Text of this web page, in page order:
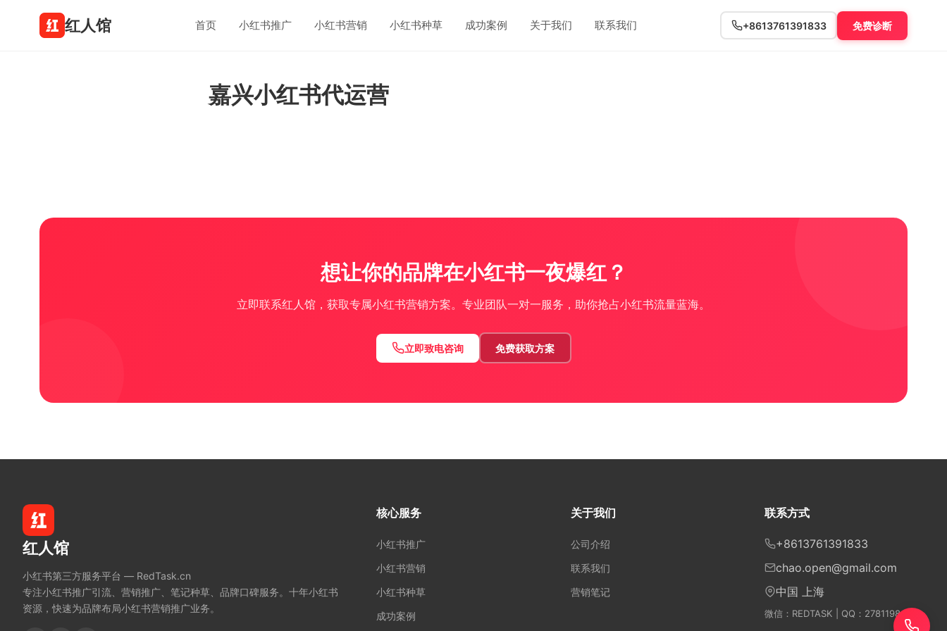
红人馆 首页 小红书推广 小红书营销 小红书种草 成功案例 关于我们 联系我们 +8613761391833 免费诊断
嘉兴小红书代运营
想让你的品牌在小红书一夜爆红？
立即联系红人馆，获取专属小红书营销方案。专业团队一对一服务，助你抢占小红书流量蓝海。
立即致电咨询 免费获取方案
红人馆
小红书第三方服务平台 — RedTask.cn
专注小红书推广引流、营销推广、笔记种草、品牌口碑服务。十年小红书
资源，快速为品牌布局小红书营销推广业务。
核心服务
小红书推广
小红书营销
小红书种草
成功案例
关于我们
公司介绍
联系我们
营销笔记
联系方式
+8613761391833
chao.open@gmail.com
中国 上海
微信：REDTASK | QQ：2781198